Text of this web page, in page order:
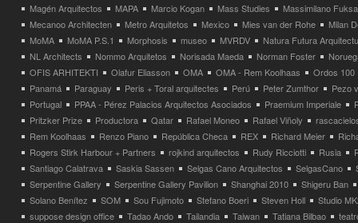
Magén Arquitectos
MAPA Marcio Kogan Mass Studies
Massimilano
Mecanoo Architecten
Metro Arquitetos Mexico Mies van der Rohe
Milan
MoMA
MoMA P.S.1 Morphosis museo MVRDV
Natura Futura
NL Architects
Nommo Arquitetos Norisada Maeda Norman Foster
OFIS ARHITEKTI
Olafur Eliasson OMA OMA - Rem Koolhaas
Ordos 100
Panamá
Paraguay Peris + Toral arquitectes Perú Peter Zumthor
Pezo
Portugal
PPAA - Pérez Palacios Arquitectos Asociados Praemium Imperiale
Pritzker Prize
Productora Qatar Rafael Moneo Rafael Viñoly
Rem Koolhaas
Renzo Piano República Checa REX Richard Meier
Rogers Stirk Harbour + Partners
rojkind arquitectos Rudy Ricciotti Rusia
Santiago Calatrava
Saskia Sassen Selgas Cano Arquitectos SelgasCano
Serpentine Gallery
Serpentine Gallery Pavilion Shanghai 2010
Shigeru Ban
Solano Benítez
SOM Sou Fujimoto Stefano Boeri Steven Holl
Studio
suppose design office
Tadao Ando Tailandia Taiwan Tatiana Bilbao